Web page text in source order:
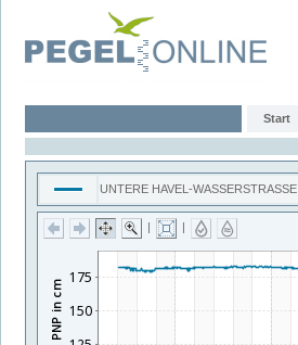
Start
UNTERE HAVEL-WASSERSTRASSE
| |